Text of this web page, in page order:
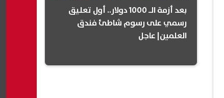
بعد أزمة الـ 1000 دولار.. أول تعليق
رسمي على رسوم شاطئ فندق
العلمين| عاجل